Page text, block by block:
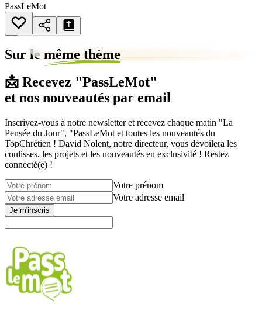
PassLeMot
Sur le même thème
📩 Recevez "PassLeMot"
et nos nouveautés par email
Inscrivez-vous à notre newsletter et recevez chaque matin "La
Pensée du Jour", "PassLeMot et toutes les nouveautés du
TopChrétien ! David Nolent, notre directeur, vous dévoilera les
coulisses, les projets et les nouveautés en exclusivité ! Restez
connecté(e) !
Votre prénom
Votre adresse email
Je m'inscris